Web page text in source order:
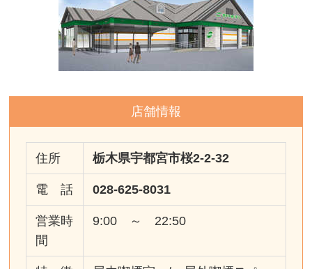
店舗情報
住所 栃木県宇都宮市桜2-2-32
電 話 028-625-8031
営業時
間
9:00 ～ 22:50